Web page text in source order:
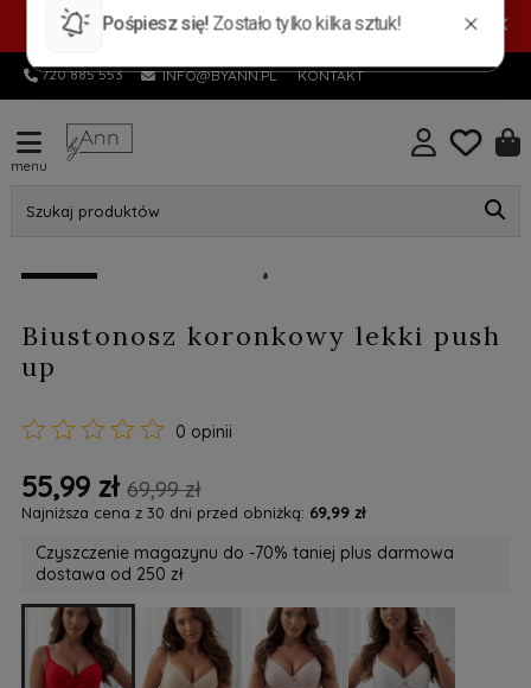
PROMOCYJNA DOSTAWA! Pocztex Kurier 7,99 zł |
Automat 5,99 zł | GRATIS od 149 zł
×
720 885 553 INFO@BYANN.PL KONTAKT
menu
Szukaj produktów
promocja
Biustonosz koronkowy lekki push
up
0 opinii
55,99 zł 69,99 zł
Najniższa cena z 30 dni przed obniżką: 69,99 zł
Czyszczenie magazynu do -70% taniej plus darmowa
dostawa od 250 zł